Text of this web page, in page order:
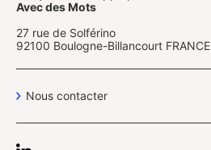
Avec des Mots
27 rue de Solférino
92100 Boulogne-Billancourt FRANCE
Nous contacter